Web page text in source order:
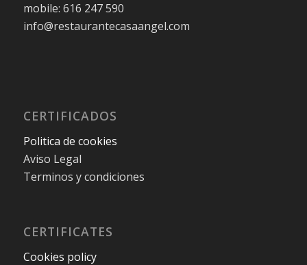
mobile: 616 247 590
info@restaurantecasaangel.com
CERTIFICADOS
Politica de cookies
Aviso Legal
Terminos y condiciones
CERTIFICATES
Cookies policy